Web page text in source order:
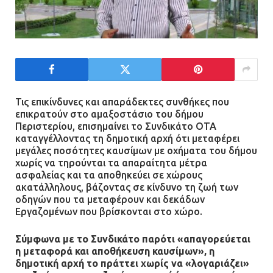
Ασπρόπυργος: Πέθανε ένας από
τους σοβαρά εγκαυματίες της
μεγάλης έκρηξης στο εργοστάσιο
12.07.2026 | 15:07
Άργος: Στη φυλακή οι δύο
αστυνομικοί για τους
πυροβολισμούς κατά του 20χρονου
με αναπηρία
11.07.2026 | 22:59
Ένα πουλί «υπεύθυνο» για την
πρωινή διακοπή ρεύματος στη
09.07.2026 | 11:12
Τις επικίνδυνες και απαράδεκτες συνθήκες που
επικρατούν στο αμαξοστάσιο του δήμου
Περιστερίου, επισημαίνει το Συνδικάτο ΟΤΑ
καταγγέλλοντας τη δημοτική αρχή ότι μεταφέρει
μεγάλες ποσότητες καυσίμων με οχήματα του δήμου
χωρίς να τηρούνται τα απαραίτητα μέτρα
ασφαλείας και τα αποθηκεύει σε χώρους
ακατάλληλους, βάζοντας σε κίνδυνο τη ζωή των
οδηγών που τα μεταφέρουν και δεκάδων
Εργαζομένων που βρίσκονται στο χώρο.
Σύμφωνα με το Συνδικάτο παρότι «απαγορεύεται
η μεταφορά και αποθήκευση καυσίμων», η
δημοτική αρχή το πράττει χωρίς να «λογαριάζει»